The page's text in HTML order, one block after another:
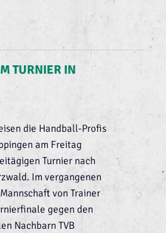
TURNIER IN
die Handball-Profis
am Freitag
Turnier nach
Im vergangenen
von Trainer
gegen den
Nachbarn TVB